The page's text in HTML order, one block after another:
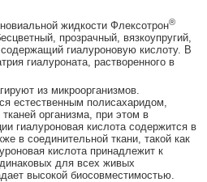
жидкости Флексотрон®
прозрачный, вязкоупругий,
гиалуроновую кислоту. В
гиалуроната, растворенного в
из микроорганизмов.
естественным полисахаридом,
организма, при этом в
гиалуроновая кислота содержится в
в соединительной ткани, такой как
кислота принадлежит к
для всех живых
высокой биосовместимостью.